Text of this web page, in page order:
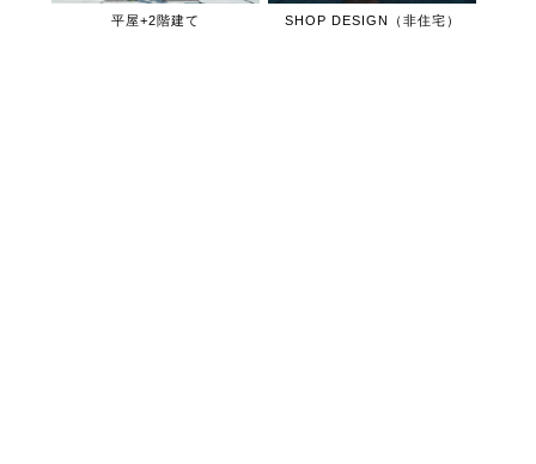
平屋+2階建て SHOP DESIGN（非住宅）